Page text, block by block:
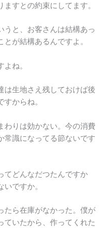
すとの約束にしてます。
うと、お客さんは結構あっ
が結構あるんですよ。
ね。
は生地さえ残しておけば後
からね。
わりは効かない。今の消費
常識になってる節ないです
てどんなだつたんですか
ですか。
たら在庫がなかった。僕が
ていたから、作ってくれた